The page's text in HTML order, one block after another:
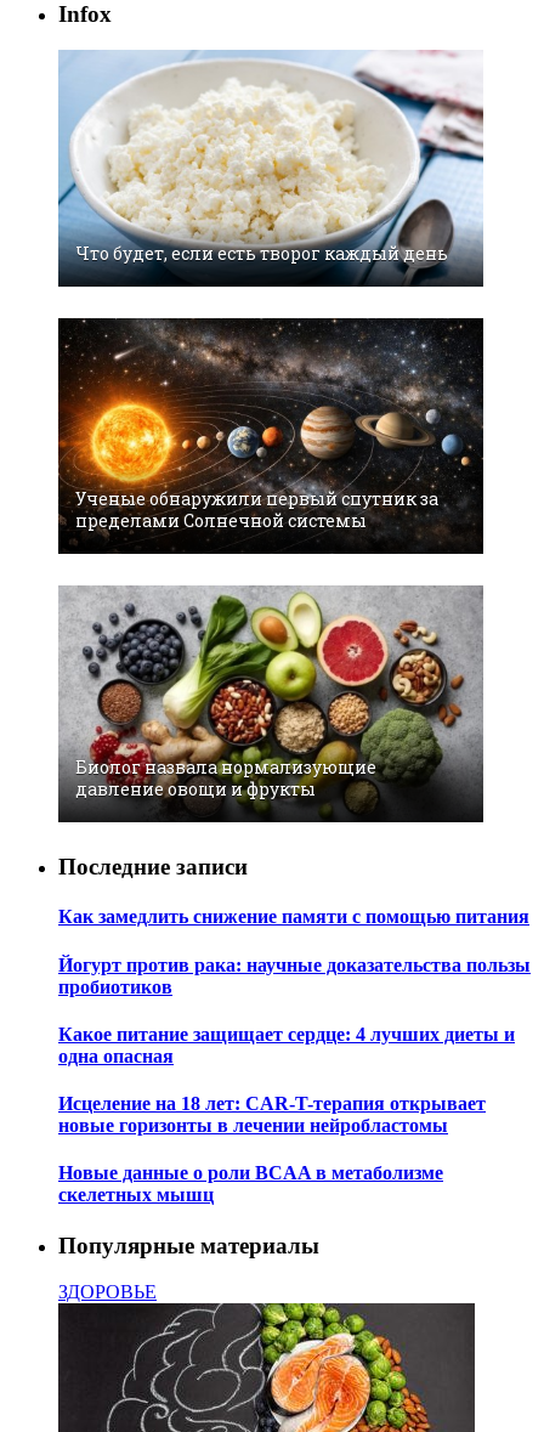
Infox
Что будет, если есть творог каждый день
Ученые обнаружили первый спутник за
пределами Солнечной системы
Биолог назвала нормализующие
давление овощи и фрукты
Последние записи
Как замедлить снижение памяти с помощью питания
Йогурт против рака: научные доказательства пользы
пробиотиков
Какое питание защищает сердце: 4 лучших диеты и
одна опасная
Исцеление на 18 лет: CAR-T-терапия открывает
новые горизонты в лечении нейробластомы
Новые данные о роли BCAA в метаболизме
скелетных мышц
Популярные материалы
ЗДОРОВЬЕ